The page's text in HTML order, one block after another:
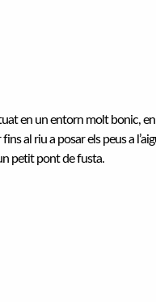
en un entorn molt bonic,
al riu a posar els peus a
petit pont de fusta.